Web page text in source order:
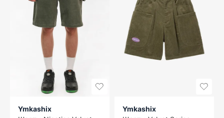
Ymkashix
Ymkashix